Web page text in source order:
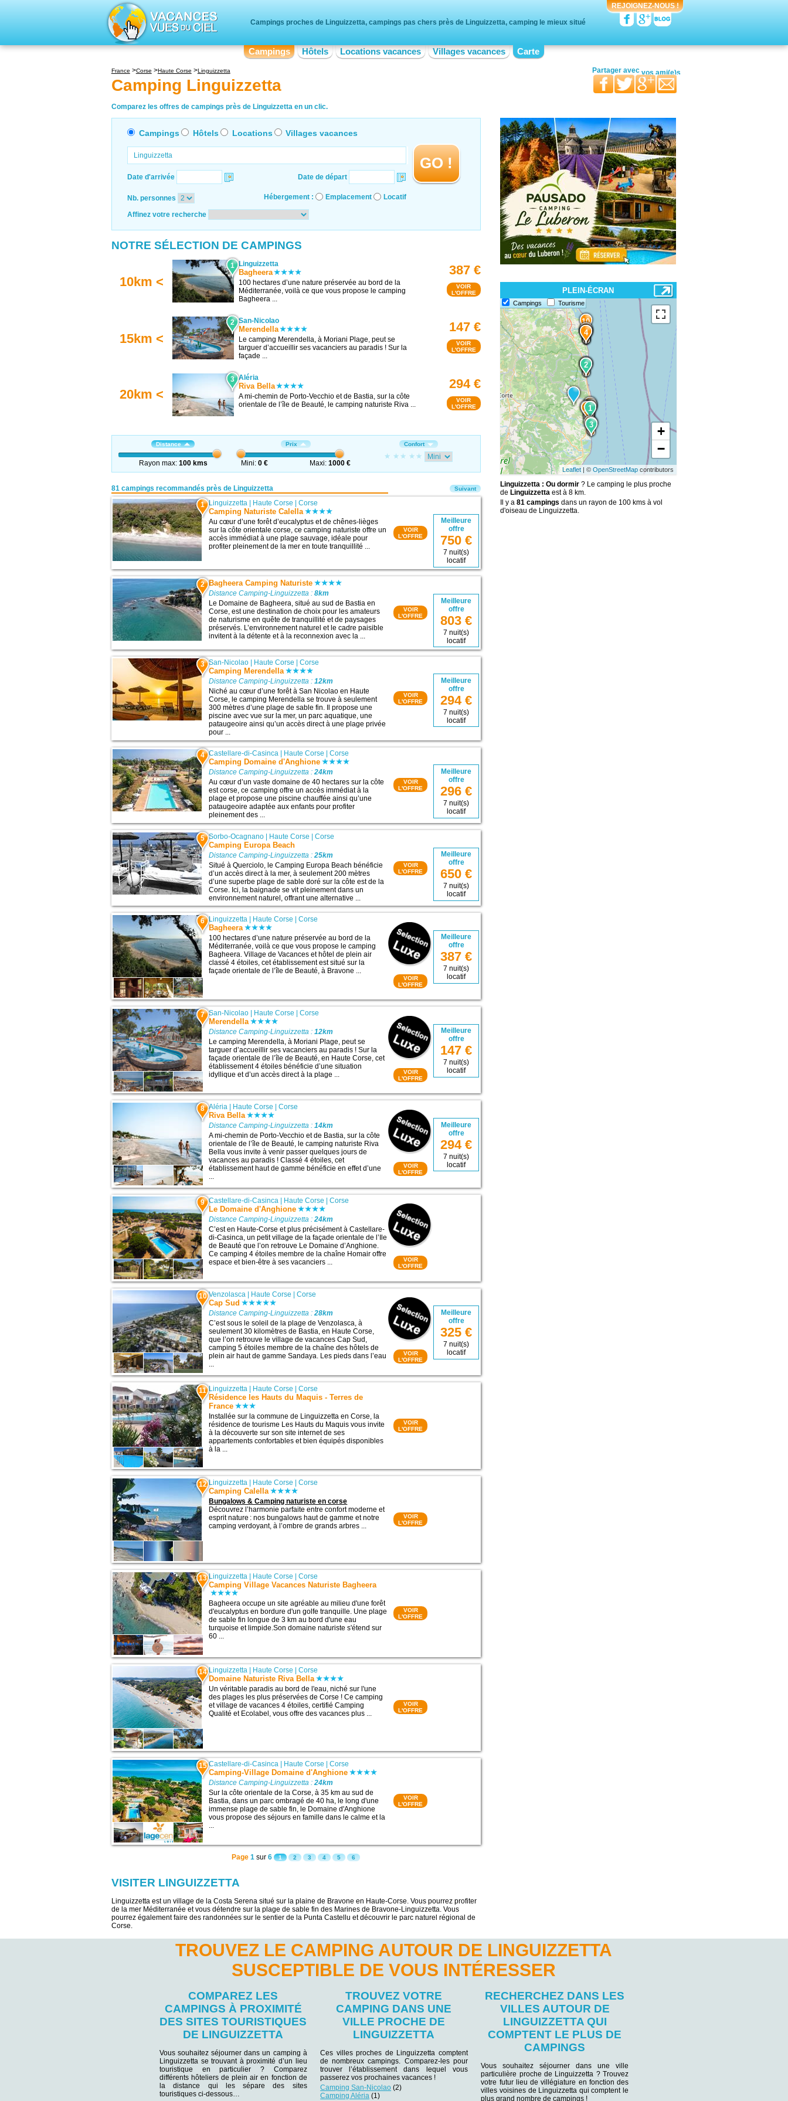
Campings proches de Linguizzetta, campings pas chers près de Linguizzetta, camping le mieux situé
REJOIGNEZ-NOUS !
Campings Hôtels Locations vacances Villages vacances Carte
France Corse Haute Corse Linguizzetta
Camping Linguizzetta
Partager avec votre famille
Comparez les offres de campings près de Linguizzetta en un clic.
Campings Hôtels Locations Villages vacances
Date d'arrivée Date de départ
GO !
Nb. personnes Hébergement : Emplacement Locatif
Affinez votre recherche
NOTRE SÉLECTION DE CAMPINGS
10km <
1 Linguizzetta
Bagheera
100 hectares d’une nature préservée au bord de la
Méditerranée, voilà ce que vous propose le camping
Bagheera ...
387 €
VOIR
L'OFFRE
15km <
2 San-Nicolao
Merendella
Le camping Merendella, à Moriani Plage, peut se
targuer d’accueillir ses vacanciers au paradis ! Sur la
façade ...
147 €
VOIR
L'OFFRE
20km <
3 Aléria
Riva Bella
A mi-chemin de Porto-Vecchio et de Bastia, sur la côte
orientale de l’île de Beauté, le camping naturiste Riva ...
294 €
VOIR
L'OFFRE
Distance
Rayon max: 100 kms
Prix
Mini:0 € Maxi: 1000 €
Confort
81 campings recommandés près de Linguizzetta
1 Linguizzetta | Haute Corse |Corse
Camping Naturiste Calella
Au cœur d’une forêt d’eucalyptus et de chênes-lièges
sur la côte orientale corse, ce camping naturiste offre un
accès immédiat à une plage sauvage, idéale pour
profiter pleinement de la mer en toute tranquillité ...
Meilleure
offre
750 €
7 nuit(s)
locatif
VOIR
L'OFFRE
2 Bagheera Camping Naturiste
Distance Camping-Linguizzetta :8km
Le Domaine de Bagheera, situé au sud de Bastia en
Corse, est une destination de choix pour les amateurs
de naturisme en quête de tranquillité et de paysages
préservés. L’environnement naturel et le cadre paisible
invitent à la détente et à la reconnexion avec la ...
Meilleure
offre
803 €
7 nuit(s)
locatif
VOIR
L'OFFRE
3 San-Nicolao Haute Corse |Corse
Camping Merendella
Distance Camping-Linguizzetta :12km
Niché au cœur d’une forêt à San Nicolao en Haute
Corse, le camping Merendella se trouve à seulement
300 mètres d’une plage de sable fin. Il propose une
piscine avec vue sur la mer, un parc aquatique, une
pataugeoire ainsi qu’un accès direct à une plage privée
pour ...
Meilleure
offre
294 €
7 nuit(s)
locatif
VOIR
L'OFFRE
4 Castellare-di-Casinca Haute Corse |Corse
Camping Domaine d'Anghione
Distance Camping-Linguizzetta :24km
Au cœur d’un vaste domaine de 40 hectares sur la côte
est corse, ce camping offre un accès immédiat à la
plage et propose une piscine chauffée ainsi qu’une
pataugeoire adaptée aux enfants pour profiter
pleinement des ...
Meilleure
offre
296 €
7 nuit(s)
locatif
VOIR
L'OFFRE
5 Sorbo-Ocagnano | Haute Corse |Corse
Camping Europa Beach
Distance Camping-Linguizzetta :25km
Situé à Querciolo, le Camping Europa Beach bénéficie
d’un accès direct à la mer, à seulement 200 mètres
d’une superbe plage de sable doré sur la côte est de la
Corse. Ici, la baignade se vit pleinement dans un
environnement naturel, offrant une alternative ...
Meilleure
offre
650 €
7 nuit(s)
locatif
VOIR
L'OFFRE
6 Linguizzetta | Haute Corse |Corse
Bagheera
100 hectares d’une nature préservée au bord de la
Méditerranée, voilà ce que vous propose le camping
Bagheera. Village de Vacances et hôtel de plein air
classé 4 étoiles, cet établissement est situé sur la
façade orientale de l’île de Beauté, à Bravone ...
Meilleure
offre
387 €
7 nuit(s)
locatif
VOIR
L'OFFRE
7 San-Nicolao | Haute Corse |Corse
Merendella
Distance Camping-Linguizzetta :12km
Le camping Merendella, à Moriani Plage, peut se
targuer d’accueillir ses vacanciers au paradis ! Sur la
façade orientale de l’île de Beauté, en Haute Corse, cet
établissement 4 étoiles bénéficie d’une situation
idyllique et d’un accès direct à la plage ...
Meilleure
offre
147 €
7 nuit(s)
locatif
VOIR
L'OFFRE
8 Aléria Haute Corse |Corse
Riva Bella
Distance Camping-Linguizzetta :14km
A mi-chemin de Porto-Vecchio et de Bastia, sur la côte
orientale de l’île de Beauté, le camping naturiste Riva
Bella vous invite à venir passer quelques jours de
vacances au paradis ! Classé 4 étoiles, cet
établissement haut de gamme bénéficie en effet d’une
...
Meilleure
offre
294 €
7 nuit(s)
locatif
VOIR
L'OFFRE
9 Castellare-di-Casinca Haute Corse |Corse
Le Domaine d'Anghione
Distance Camping-Linguizzetta :24km
C’est en Haute-Corse et plus précisément à Castellare-
di-Casinca, un petit village de la façade orientale de l’Ile
de Beauté que l’on retrouve Le Domaine d’Anghione.
Ce camping 4 étoiles membre de la chaîne Homair offre
espace et bien-être à ses vacanciers ...
VOIR
L'OFFRE
10 Venzolasca Haute Corse |Corse
Cap Sud
Distance Camping-Linguizzetta :28km
C’est sous le soleil de la plage de Venzolasca, à
seulement 30 kilomètres de Bastia, en Haute Corse,
que l’on retrouve le village de vacances Cap Sud,
camping 5 étoiles membre de la chaîne des hôtels de
plein air haut de gamme Sandaya. Les pieds dans l’eau
...
Meilleure
offre
325 €
7 nuit(s)
locatif
VOIR
L'OFFRE
11 Linguizzetta | Haute Corse |Corse
Résidence les Hauts du Maquis - Terres de
France
Installée sur la commune de Linguizzetta en Corse, la
résidence de tourisme Les Hauts du Maquis vous invite
à la découverte sur son site internet de ses
appartements confortables et bien équipés disponibles
à la ...
VOIR
L'OFFRE
12 Linguizzetta | Haute Corse |Corse
Camping Calella
Bungalows & Camping naturiste en corse
Découvrez l’harmonie parfaite entre confort moderne et
esprit nature : nos bungalows haut de gamme et notre
camping verdoyant, à l’ombre de grands arbres ...
VOIR
L'OFFRE
13 Linguizzetta Haute Corse |Corse
Camping Village Vacances Naturiste Bagheera
Bagheera occupe un site agréable au milieu d'une forêt
d'eucalyptus en bordure d'un golfe tranquille. Une plage
de sable fin longue de 3 km au bord d'une eau
turquoise et limpide.Son domaine naturiste s'étend sur
60 ...
VOIR
L'OFFRE
14 Linguizzetta Haute Corse |Corse
Domaine Naturiste Riva Bella
Un véritable paradis au bord de l'eau, niché sur l'une
des plages les plus préservées de Corse ! Ce camping
et village de vacances 4 étoiles, certifié Camping
Qualité et Ecolabel, vous offre des vacances plus ...
VOIR
L'OFFRE
15 Castellare-di-Casinca Haute Corse |Corse
Camping-Village Domaine d'Anghione
Distance Camping-Linguizzetta :24km
Sur la côte orientale de la Corse, à 35 km au sud de
Bastia, dans un parc ombragé de 40 ha, le long d'une
immense plage de sable fin, le Domaine d'Anghione
vous propose des séjours en famille dans le calme et la
...
VOIR
L'OFFRE
Suivant
Page 1 sur6 1 2 3 4 5 6
VISITER LINGUIZZETTA
Linguizzetta est un village de la Costa Serena situé sur la plaine de Bravone en Haute-Corse. Vous pourrez profiter
de la mer Méditerranée et vous détendre sur la plage de sable fin des Marines de Bravone-Linguizzetta. Vous
pourrez également faire des randonnées sur le sentier de la Punta Castellu et découvrir le parc naturel régional de
Corse.
PLEIN-ÉCRAN
Campings Tourisme
15
14
1312
11
10
9
8
7
6
5
4
3
2
1
3
2
1
+
−
Leaflet | ©OpenStreetMap contributors
Linguizzetta : Ou dormir? Le camping le plus proche
de Linguizzettaest à 8 km.
Il y a 81 campings dans un rayon de 100 kms à vol
d'oiseau de Linguizzetta.
TROUVEZ LE CAMPING AUTOUR DE LINGUIZZETTA
SUSCEPTIBLE DE VOUS INTÉRESSER
COMPAREZ LES
CAMPINGS À PROXIMITÉ
DES SITES TOURISTIQUES
DE LINGUIZZETTA
Vous souhaitez séjourner dans un camping à
Linguizzetta se trouvant à proximité d’un lieu
touristique en particulier ? Comparez
différents hôteliers de plein air en fonction de
la distance qui les sépare des sites
touristiques ci-dessous…
TROUVEZ VOTRE
CAMPING DANS UNE
VILLE PROCHE DE
LINGUIZZETTA
Ces villes proches de Linguizzetta comptent
de nombreux campings. Comparez-les pour
trouver l’établissement dans lequel vous
passerez vos prochaines vacances !
Camping San-Nicolao (2)
Camping Aléria (1)
RECHERCHEZ DANS LES
VILLES AUTOUR DE
LINGUIZZETTA QUI
COMPTENT LE PLUS DE
CAMPINGS
Vous souhaitez séjourner dans une ville
particulière proche de Linguizzetta ? Trouvez
votre futur lieu de villégiature en fonction des
villes voisines de Linguizzetta qui comptent le
plus grand nombre de campings !